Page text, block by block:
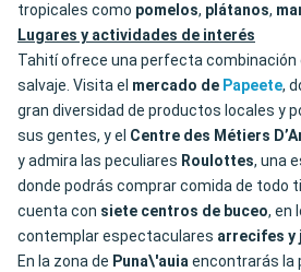
tropicales como pomelos, plátanos,
Lugares y actividades de interés
Tahití ofrece una perfecta combinación
salvaje. Visita el mercado de Papeete,
gran diversidad de productos locales y
sus gentes, y el Centre des Métiers
y admira las peculiares Roulottes, una
donde podrás comprar comida de todo
cuenta con siete centros de buceo, en
contemplar espectaculares arrecifes y
En la zona de Puna\'auiaencontrarás la